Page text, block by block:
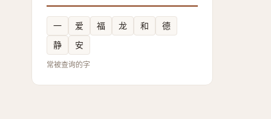
一 爱 福 龙 和
德
静
安
常被查询的字